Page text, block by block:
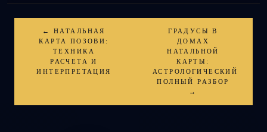
← НАТАЛЬНАЯ
КАРТА ПОЗОВИ:
ТЕХНИКА
РАСЧЕТА И
ИНТЕРПРЕТАЦИЯ
ГРАДУСЫ В
ДОМАХ
НАТАЛЬНОЙ
КАРТЫ:
АСТРОЛОГИЧЕСКИЙ
ПОЛНЫЙ РАЗБОР
→